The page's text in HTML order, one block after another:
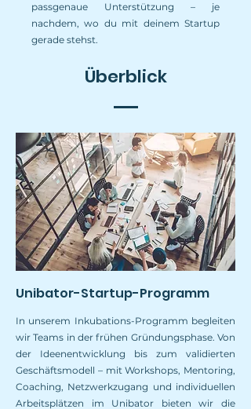
passgenaue Unterstützung – je
nachdem, wo du mit deinem Startup
gerade stehst.
Überblick
Unibator-Startup-Programm
In unserem Inkubations-Programm begleiten
wir Teams in der frühen Gründungsphase. Von
der Ideenentwicklung bis zum validierten
Geschäftsmodell – mit Workshops, Mentoring,
Coaching, Netzwerkzugang und individuellen
Arbeitsplätzen im Unibator bieten wir die